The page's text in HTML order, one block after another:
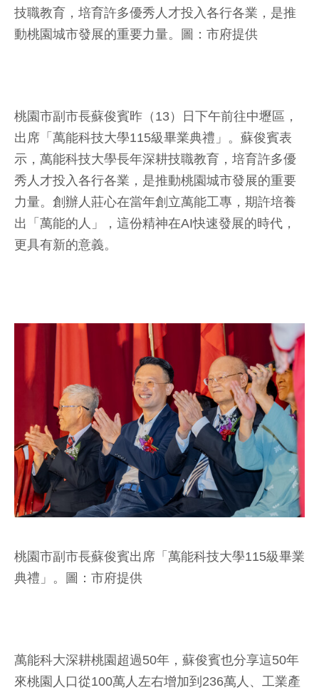
技職教育，培育許多優秀人才投入各行各業，是推
動桃園城市發展的重要力量。圖：市府提供
桃園市副市長蘇俊賓昨（13）日下午前往中壢區，
出席「萬能科技大學115級畢業典禮」。蘇俊賓表
示，萬能科技大學長年深耕技職教育，培育許多優
秀人才投入各行各業，是推動桃園城市發展的重要
力量。創辦人莊心在當年創立萬能工專，期許培養
出「萬能的人」，這份精神在AI快速發展的時代，
更具有新的意義。
桃園市副市長蘇俊賓出席「萬能科技大學115級畢業
典禮」。圖：市府提供
萬能科大深耕桃園超過50年，蘇俊賓也分享這50年
來桃園人口從100萬人左右增加到236萬人、工業產